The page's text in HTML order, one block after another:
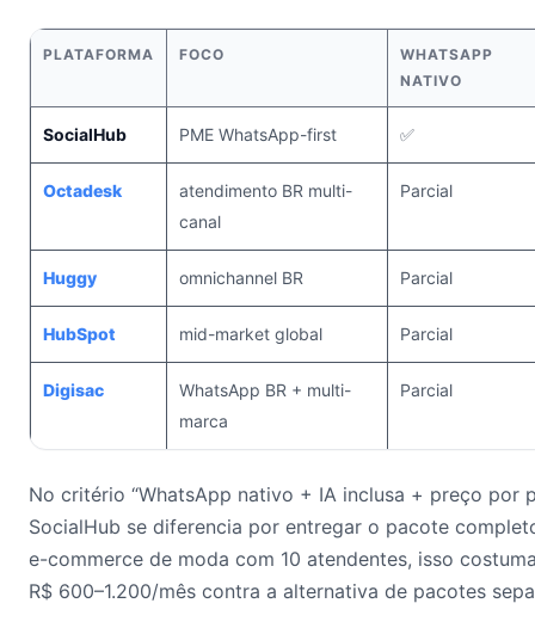
PLATAFORMA FOCO
WHATSAPP
NATIVO
SocialHub PME WhatsApp-first ✅
Octadesk
atendimento BR multi-
canal
Parcial
Huggy omnichannel BR Parcial
HubSpot mid-market global Parcial
Digisac
WhatsApp BR + multi-
marca
Parcial
No critério “WhatsApp nativo + IA inclusa + preço por
SocialHub se diferencia por entregar o pacote
e-commerce de moda com 10 atendentes, isso
R$ 600–1.200/mês contra a alternativa de pacotes